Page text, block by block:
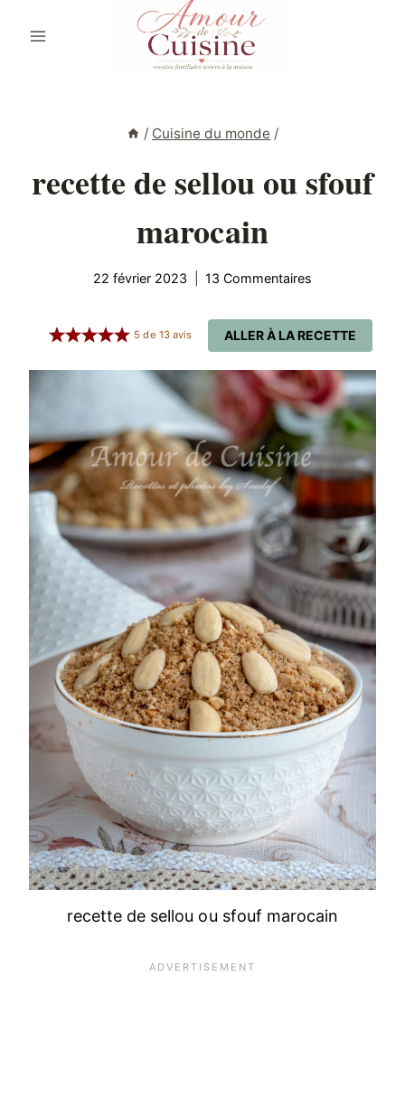
/ Cuisine du monde /
recette de sellou ou sfouf
marocain
22 février 2023 13 Commentaires
ALLER À LA RECETTE
5 de 13avis
recette de sellou ou sfouf marocain